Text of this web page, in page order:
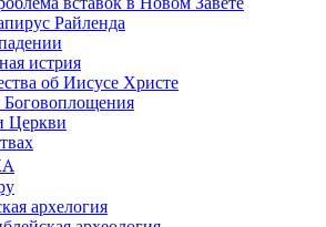
Райленда
истрия
об Иисусе Христе
Церкви
архелогия